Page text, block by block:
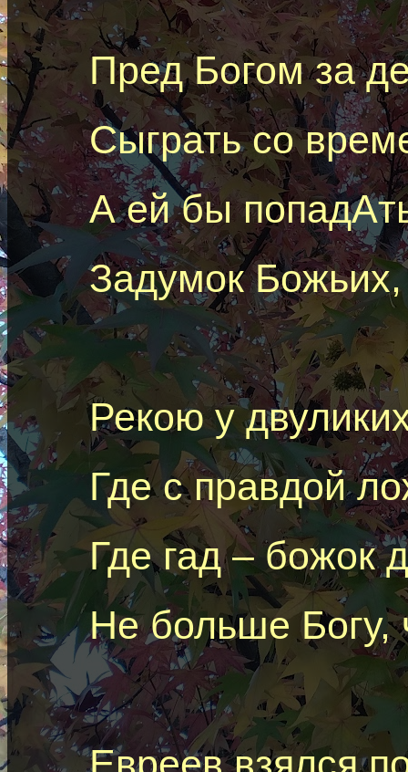
Пред Богом за
Cыгратьсо
АeйбыпопадA
Задумок Божьих,
Рекоюy
Где с правдой
Гдегад– божок
Не больше Богу,